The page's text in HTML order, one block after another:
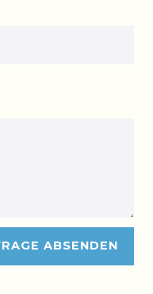
ABSENDEN